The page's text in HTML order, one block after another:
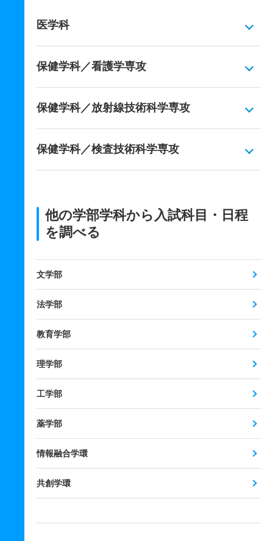
医学科
保健学科／看護学専攻
保健学科／放射線技術科学専攻
保健学科／検査技術科学専攻
他の学部学科から入試科目・日程
を調べる
文学部
法学部
教育学部
理学部
工学部
薬学部
情報融合学環
共創学環